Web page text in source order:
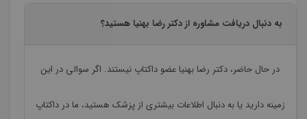
به دنبال دریافت مشاوره از دکتر رضا بهنیا هستید؟
در حال حاضر، دکتر رضا بهنیا عضو داکتاپ نیستند. اگر سوالی در این
زمینه دارید یا به دنبال اطلاعات بیشتری از پزشک هستید، ما در داکتاپ